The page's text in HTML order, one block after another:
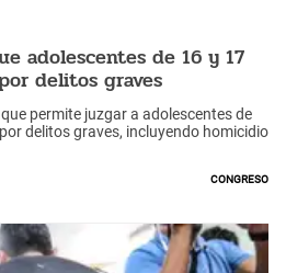
adolescentes de 16 y 17
delitos graves
permite juzgar a adolescentes de
delitos graves, incluyendo homicidio
Congreso